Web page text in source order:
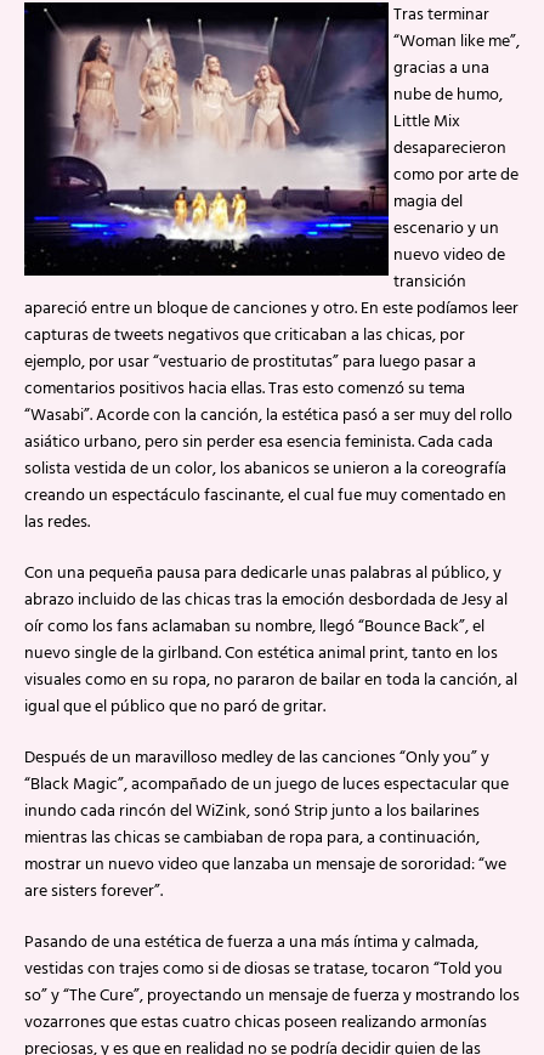
Tras terminar
“Woman like me”,
gracias a una
nube de humo,
Little Mix
desaparecieron
como por arte de
magia del
escenario y un
nuevo video de
transición
apareció entre un bloque de canciones y otro. En este podíamos leer
capturas de tweets negativos que criticaban a las chicas, por
ejemplo, por usar “vestuario de prostitutas” para luego pasar a
comentarios positivos hacia ellas. Tras esto comenzó su tema
“Wasabi”. Acorde con la canción, la estética pasó a ser muy del rollo
asiático urbano, pero sin perder esa esencia feminista. Cada cada
solista vestida de un color, los abanicos se unieron a la coreografía
creando un espectáculo fascinante, el cual fue muy comentado en
las redes.
Con una pequeña pausa para dedicarle unas palabras al público, y
abrazo incluido de las chicas tras la emoción desbordada de Jesy al
oír como los fans aclamaban su nombre, llegó “Bounce Back”, el
nuevo single de la girlband. Con estética animal print, tanto en los
visuales como en su ropa, no pararon de bailar en toda la canción, al
igual que el público que no paró de gritar.
Después de un maravilloso medley de las canciones “Only you” y
“Black Magic”, acompañado de un juego de luces espectacular que
inundo cada rincón del WiZink, sonó Strip junto a los bailarines
mientras las chicas se cambiaban de ropa para, a continuación,
mostrar un nuevo video que lanzaba un mensaje de sororidad: “we
are sisters forever”.
Pasando de una estética de fuerza a una más íntima y calmada,
vestidas con trajes como si de diosas se tratase, tocaron “Told you
so” y “The Cure”, proyectando un mensaje de fuerza y mostrando los
vozarrones que estas cuatro chicas poseen realizando armonías